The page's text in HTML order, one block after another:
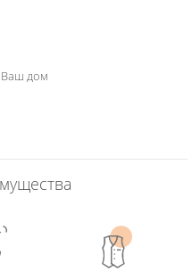
Ваш дом